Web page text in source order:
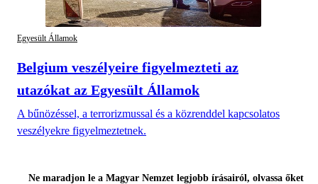
Egyesült Államok
Belgium veszélyeire figyelmezteti az
utazókat az Egyesült Államok
A bűnözéssel, a terrorizmussal és a közrenddel kapcsolatos
veszélyekre figyelmeztetnek.
Ne maradjon le a Magyar Nemzet legjobb írásairól, olvassa őket